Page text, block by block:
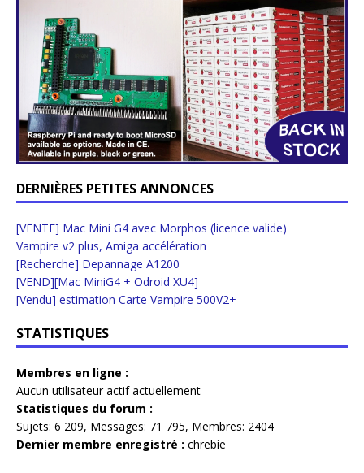
DERNIÈRES PETITES ANNONCES
[VENTE] Mac Mini G4 avec Morphos (licence valide)
Vampire v2 plus, Amiga accélération
[Recherche] Depannage A1200
[VEND][Mac MiniG4 + Odroid XU4]
[Vendu] estimation Carte Vampire 500V2+
STATISTIQUES
Membres en ligne :
Aucun utilisateur actif actuellement
Statistiques du forum :
Sujets: 6 209, Messages: 71 795, Membres: 2404
Dernier membre enregistré : chrebie